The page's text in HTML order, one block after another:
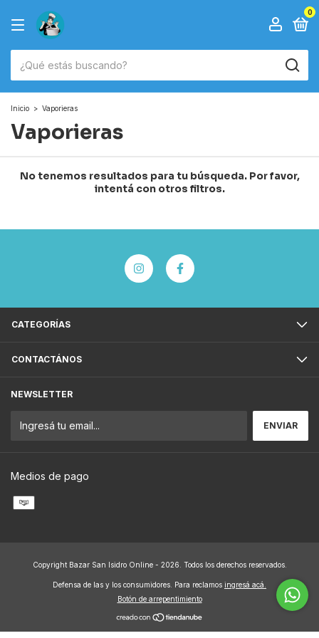
0
Inicio > Vaporieras
Vaporieras
No tenemos resultados para tu búsqueda. Por favor,
intentá con otros filtros.
CATEGORÍAS
CONTACTÁNOS
NEWSLETTER
Medios de pago
Copyright Bazar San Isidro Online - 2026. Todos los derechos reservados.
Defensa de las y los consumidores. Para reclamos ingresá acá.
Botón de arrepentimiento